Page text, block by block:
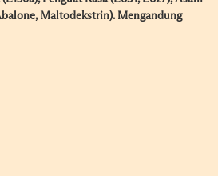
Maltodekstrin). Mengandung